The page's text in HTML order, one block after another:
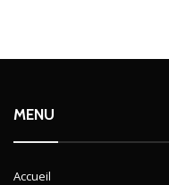
MENU
Accueil